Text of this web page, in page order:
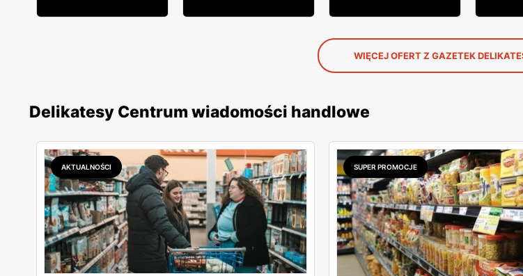
WIĘCEJ OFERT Z GAZETEK
Delikatesy Centrum wiadomości handlowe
AKTUALNOŚCI SUPER PROMOCJE